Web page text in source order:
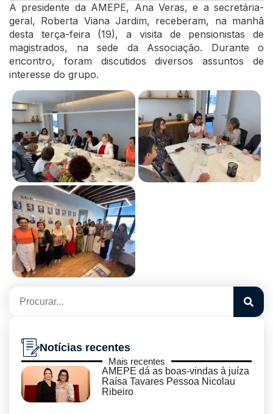
A presidente da AMEPE, Ana Veras, e a secretária-
geral, Roberta Viana Jardim, receberam, na manhã
desta terça-feira (19), a visita de pensionistas de
magistrados, na sede da Associação. Durante o
encontro, foram discutidos diversos assuntos de
interesse do grupo.
Notícias recentes
Mais recentes
AMEPE dá as boas-vindas à juíza
Raísa Tavares Pessoa Nicolau
Ribeiro